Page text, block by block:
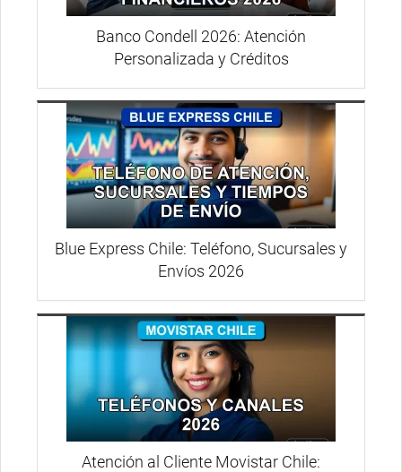
Banco Condell 2026: Atención
Personalizada y Créditos
Blue Express Chile: Teléfono, Sucursales y
Envíos 2026
Atención al Cliente Movistar Chile: